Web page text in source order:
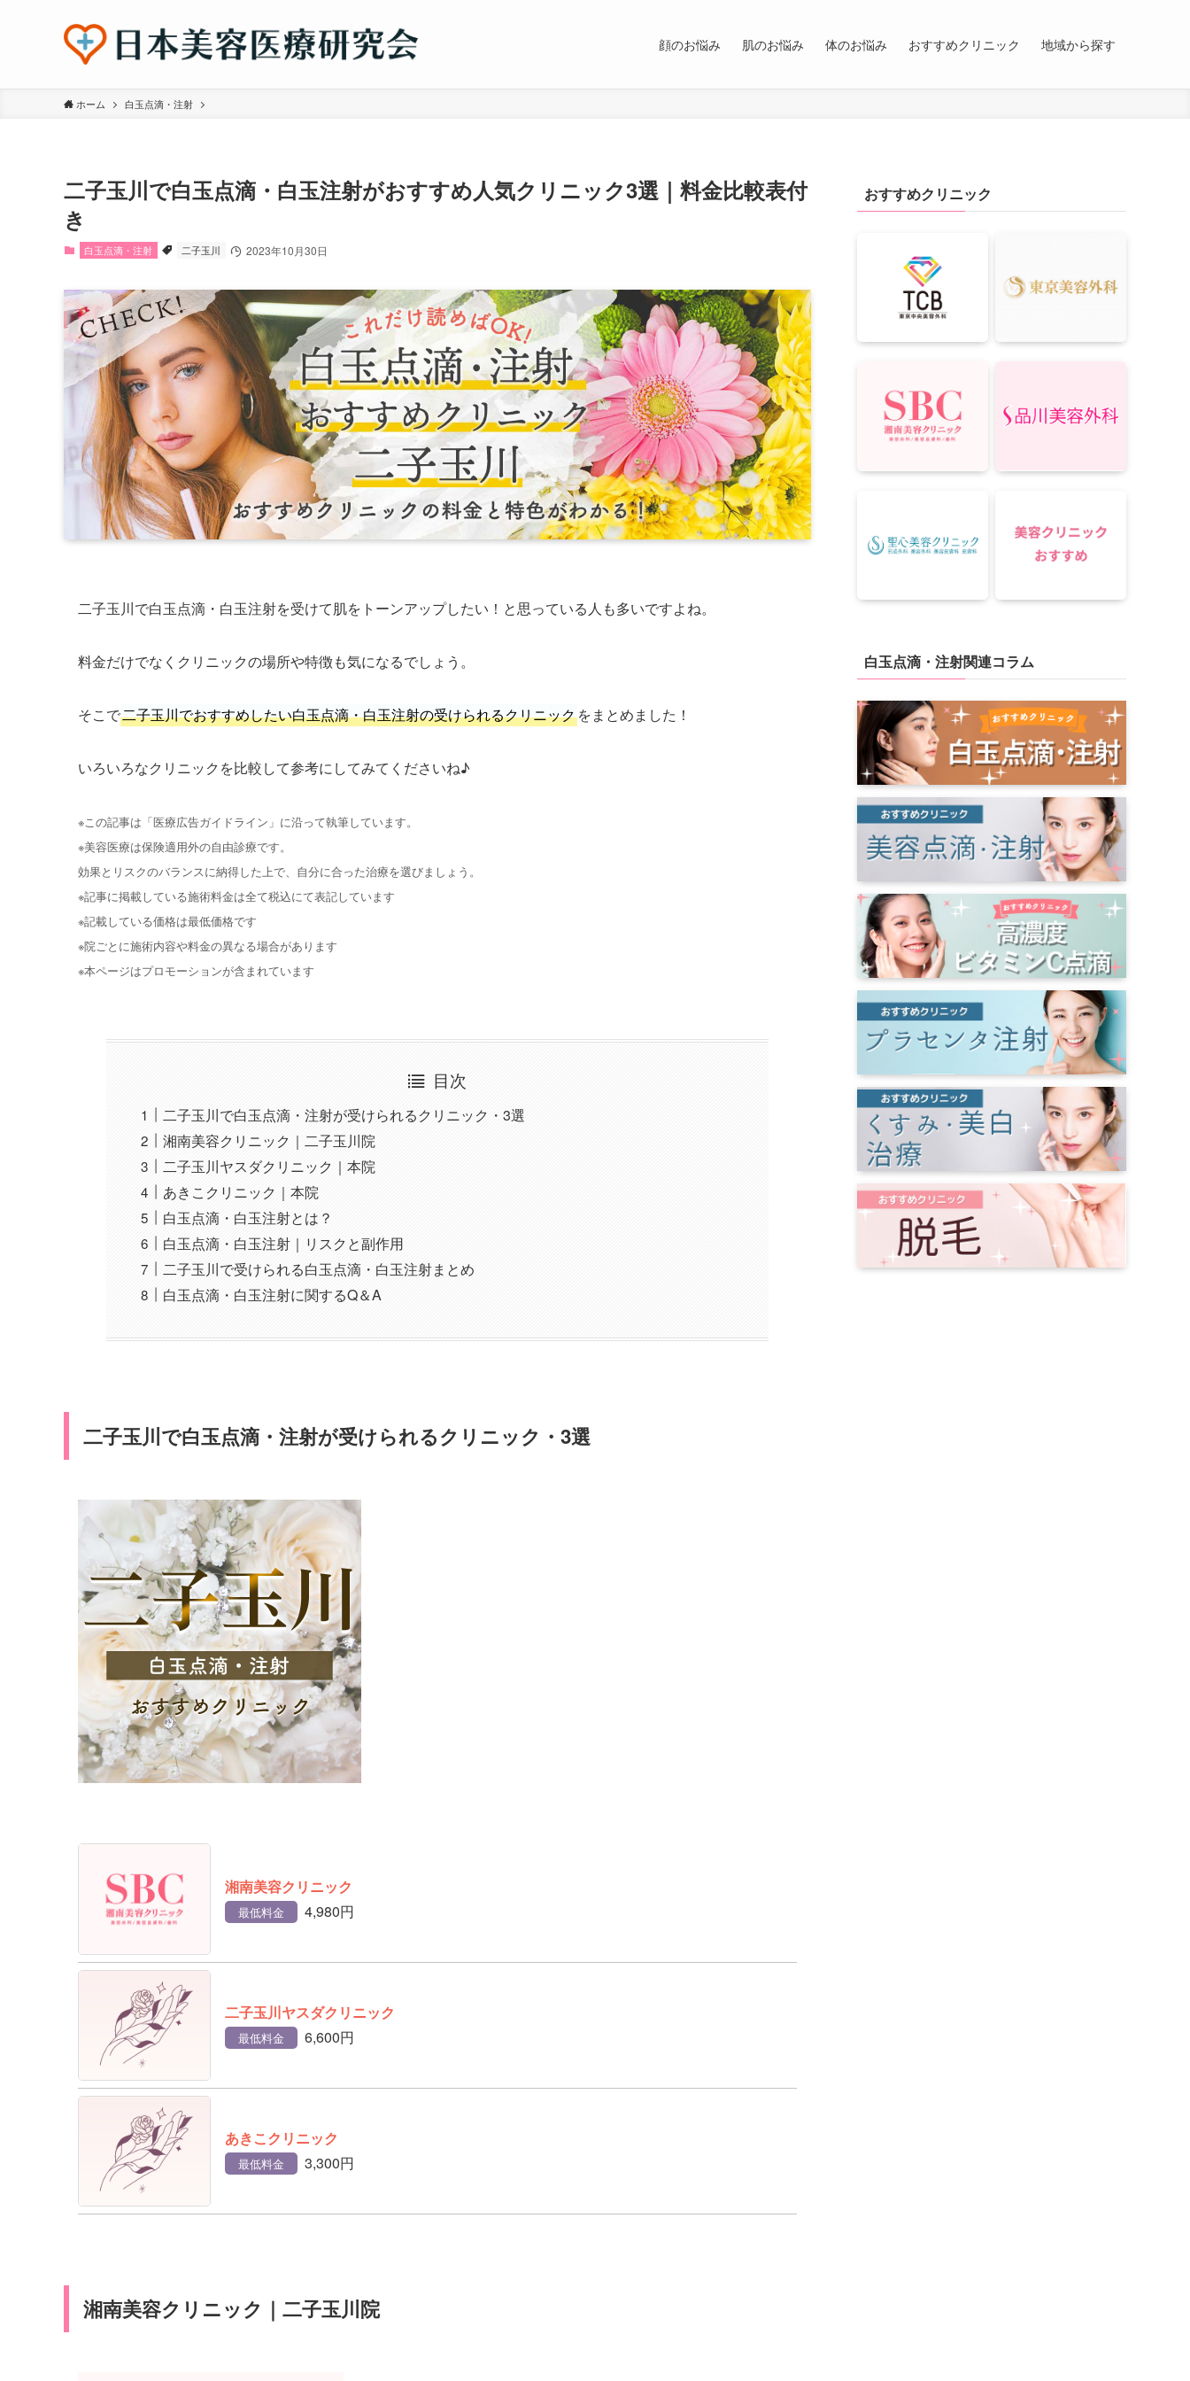
顔のお悩み 肌のお悩み 体のお悩み おすすめクリニック 地域から探す
ホーム 白玉点滴・注射
二子玉川で白玉点滴・白玉注射がおすすめ人気クリニック3選｜料金比較表付
き
白玉点滴・注射 二子玉川 2023年10月30日
二子玉川で白玉点滴・白玉注射を受けて肌をトーンアップしたい！と思っている人も多いですよね。
料金だけでなくクリニックの場所や特徴も気になるでしょう。
そこで二子玉川でおすすめしたい白玉点滴・白玉注射の受けられるクリニックをまとめました！
いろいろなクリニックを比較して参考にしてみてくださいね♪
※この記事は「医療広告ガイドライン」に沿って執筆しています。
※美容医療は保険適用外の自由診療です。
効果とリスクのバランスに納得した上で、自分に合った治療を選びましょう。
※記事に掲載している施術料金は全て税込にて表記しています
※記載している価格は最低価格です
※院ごとに施術内容や料金の異なる場合があります
※本ページはプロモーションが含まれています
目次
二子玉川で白玉点滴・注射が受けられるクリニック・3選
湘南美容クリニック｜二子玉川院
二子玉川ヤスダクリニック｜本院
あきこクリニック｜本院
白玉点滴・白玉注射とは？
白玉点滴・白玉注射｜リスクと副作用
二子玉川で受けられる白玉点滴・白玉注射まとめ
白玉点滴・白玉注射に関するQ＆A
二子玉川で白玉点滴・注射が受けられるクリニック・3選
湘南美容クリニック
最低料金 4,980円
二子玉川ヤスダクリニック
最低料金 6,600円
あきこクリニック
最低料金 3,300円
湘南美容クリニック｜二子玉川院
おすすめクリニック
白玉点滴・注射関連コラム